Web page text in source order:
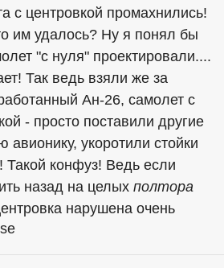
с центровкой промахнились!
им удалось? Ну я понял бы
"с нуля" проектировали....
Так ведь взяли же за
Ан-26, самолет с
- просто поставили другие
авионику, укоротили стойки
конфуз! Ведь если
назад на целых полтора
нарушена очень